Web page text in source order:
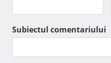
Subiectul comentariului